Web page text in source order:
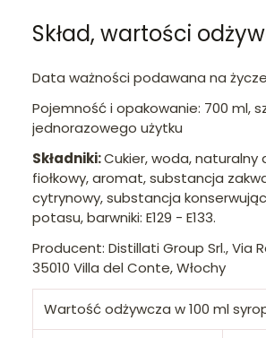
Skład, wartości
Data ważności podawana na
Pojemność i opakowanie: 700 ml,
jednorazowego użytku
Składniki:Cukier, woda, naturalny
fiołkowy, aromat, substancja
cytrynowy, substancja
potasu, barwniki: E129 - E133.
Producent: Distillati Group Srl., Via
35010 Villa del Conte, Włochy
Wartość odżywcza w 100 ml